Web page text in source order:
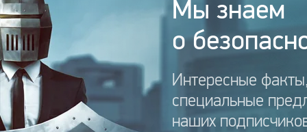
Мы знаем
о
Интересные
специальные
наших